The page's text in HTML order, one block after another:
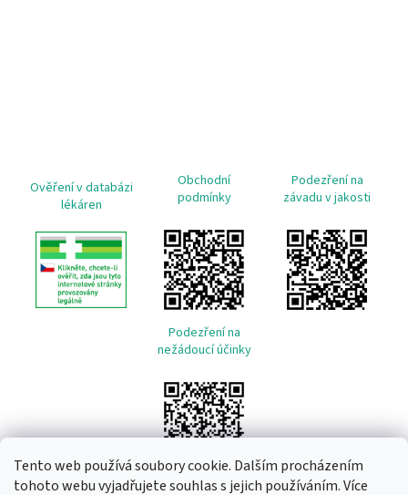
Tento web používá soubory cookie. Dalším procházením
tohoto webu vyjadřujete souhlas s jejich používáním. Více
Ověření v databázi
lékáren
Obchodní
podmínky
Podezření na
závadu v jakosti
Podezření na
nežádoucí účinky